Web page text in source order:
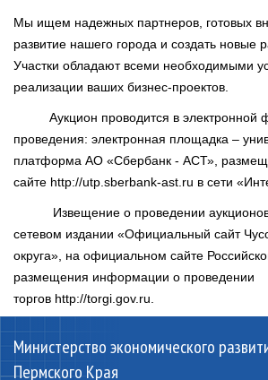
Мы ищем надежных партнеров, готовых
развитие нашего города и создать новые
Участки обладают всеми необходимыми
реализации ваших бизнес-проектов.
Аукцион проводится в электронной
проведения: электронная площадка –
платформа АО «Сбербанк - АСТ»,
сайте http://utp.sberbank-ast.ru в сети
Извещение о проведении аукционов
сетевом издании «Официальный сайт
округа», на официальном сайте
размещения информации о проведении
торгов http://torgi.gov.ru
Министерство экономического
Пермского Края